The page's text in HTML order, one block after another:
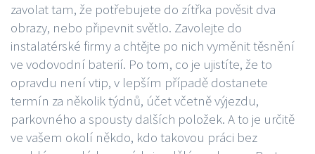
zavolat tam, že potřebujete do zítřka pověsit dva
obrazy, nebo připevnit světlo. Zavolejte do
instalatérské firmy a chtějte po nich vyměnit těsnění
ve vodovodní baterií. Po tom, co je ujistíte, že to
opravdu není vtip, v lepším případě dostanete
termín za několik týdnů, účet včetně výjezdu,
parkovného a spousty dalších položek. A to je určitě
ve vašem okolí někdo, kdo takovou práci bez